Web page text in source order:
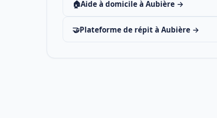
🏠Aide à domicile à Aubière →
🤝Plateforme de répit à Aubière →